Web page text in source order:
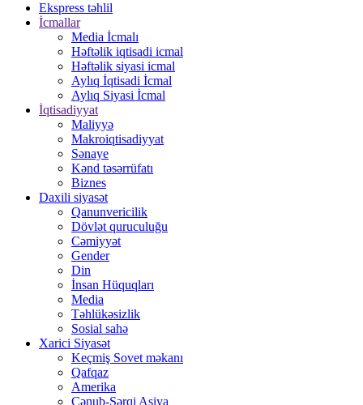
Ekspress təhlil
İcmallar
Media İcmalı
Həftəlik iqtisadi icmal
Həftəlik siyasi icmal
Aylıq İqtisadi İcmal
Aylıq Siyasi İcmal
İqtisadiyyat
Maliyyə
Makroiqtisadiyyat
Sənaye
Kənd təsərrüfatı
Biznes
Daxili siyasət
Qanunvericilik
Dövlət quruculuğu
Cəmiyyət
Gender
Din
İnsan Hüquqları
Media
Təhlükəsizlik
Sosial sahə
Xarici Siyasət
Keçmiş Sovet məkanı
Qafqaz
Amerika
Cənub-Şərqi Asiya